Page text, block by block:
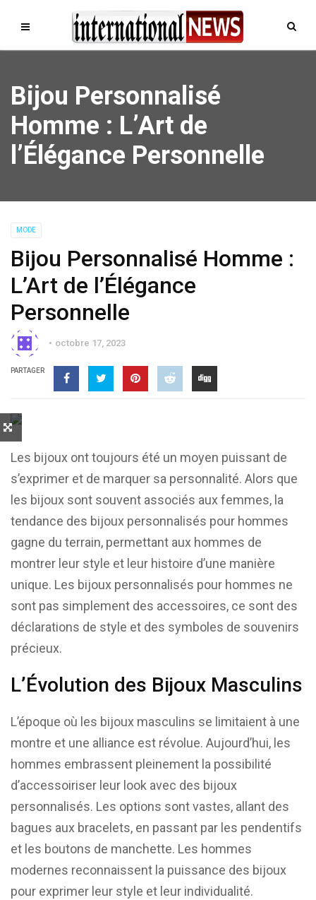
Bijou Personnalisé
Homme : L’Art de
l’Élégance Personnelle
MODE
Bijou Personnalisé Homme :
L’Art de l’Élégance
Personnelle
octobre 17, 2023
PARTAGER
Les bijoux ont toujours été un moyen puissant de
s’exprimer et de marquer sa personnalité. Alors que
les bijoux sont souvent associés aux femmes, la
tendance des bijoux personnalisés pour hommes
gagne du terrain, permettant aux hommes de
montrer leur style et leur histoire d’une manière
unique. Les bijoux personnalisés pour hommes ne
sont pas simplement des accessoires, ce sont des
déclarations de style et des symboles de souvenirs
précieux.
L’Évolution des Bijoux Masculins
L’époque où les bijoux masculins se limitaient à une
montre et une alliance est révolue. Aujourd’hui, les
hommes embrassent pleinement la possibilité
d’accessoiriser leur look avec des bijoux
personnalisés. Les options sont vastes, allant des
bagues aux bracelets, en passant par les pendentifs
et les boutons de manchette. Les hommes
modernes reconnaissent la puissance des bijoux
pour exprimer leur style et leur individualité.